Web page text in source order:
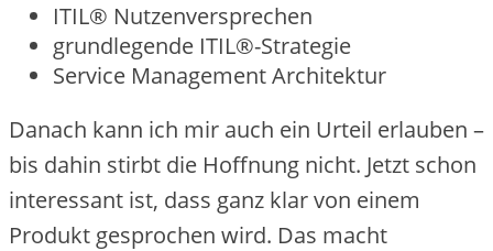
ITIL® Nutzenversprechen
grundlegende ITIL®-Strategie
Service Management Architektur
Danach kann ich mir auch ein Urteil erlauben –
bis dahin stirbt die Hoffnung nicht. Jetzt schon
interessant ist, dass ganz klar von einem
Produkt gesprochen wird. Das macht